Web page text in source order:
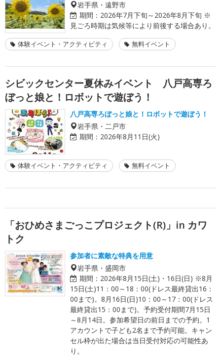
岩手県・遠野市
期間： 2026年7月下旬～2026年8月下旬 ※
見ごろ時期は気候等により前後する場合あり。
体験イベント・アクティビティ 無料イベント
シビックセンター夏休みイベント 八戸高専ろ
ぼっと娘と！ロボットで遊ぼう！
八戸高専ろぼっと娘と！ロボットで遊ぼう！
岩手県・二戸市
期間： 2026年8月11日(火)
体験イベント・アクティビティ 無料イベント
「おひめさまごっこプロジェクト(R)」in カワ
トク
参加者に素敵な特典を用意
岩手県・盛岡市
期間： 2026年8月15日(土)・16日(日) ※8月
15日(土)11：00～18：00(ドレス最終貸出16：
00まで)。8月16日(日)10：00～17：00(ドレス
最終貸出15：00まで)。予約受付期間7月15日
～8月14日。参加希望日の前日までの予約。1
アカウントで子ども2名まで予約可能。キャン
セル枠が出た場合は当日受付対応の可能性あ
り。